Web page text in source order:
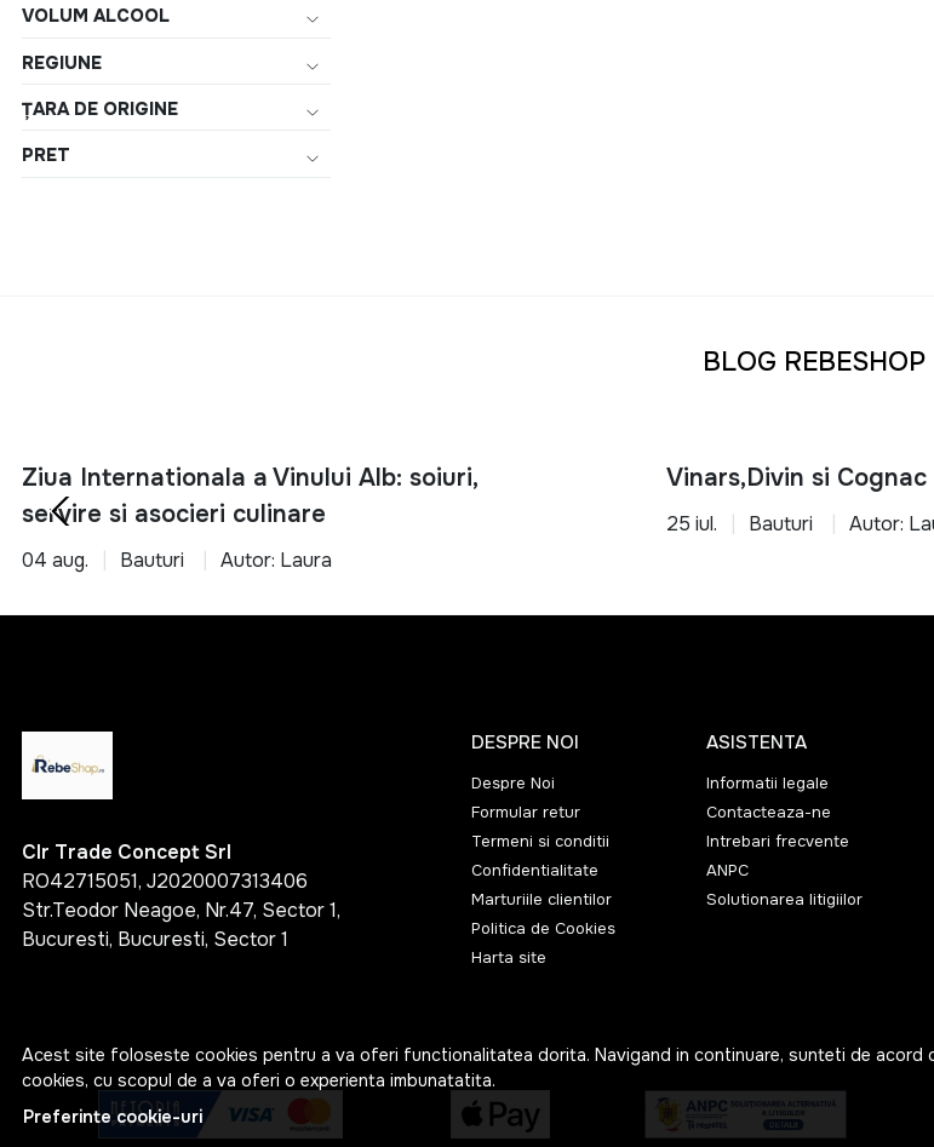
VOLUM ALCOOL
REGIUNE
ȚARA DE ORIGINE
PRET
Acest site foloseste cookies pentru a va oferi functionalitatea dorita. Navigand in continuare, sunteti de acord
cookies, cu scopul de a va oferi o experienta imbunatatita.
Preferinte cookie-uri
BLOG REBESHOP
Ziua Internationala a Vinului Alb: soiuri,
servire si asocieri culinare
04 aug. Bauturi Autor: Laura
Vinars,Divin si Cognac
25 iul. Bauturi Autor:
Clr Trade Concept Srl
RO42715051, J2020007313406
Str.Teodor Neagoe, Nr.47, Sector 1,
Bucuresti, Bucuresti, Sector 1
DESPRE NOI
Despre Noi
Formular retur
Termeni si conditii
Confidentialitate
Marturiile clientilor
Politica de Cookies
Harta site
ASISTENTA
Informatii legale
Contacteaza-ne
Intrebari frecvente
ANPC
Solutionarea litigiilor